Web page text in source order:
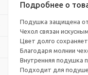
Подробнее о
Подушка защищена
Чехол связан
Цвет долго
Благодаря молнии
Внутренняя подушка
Подходит для